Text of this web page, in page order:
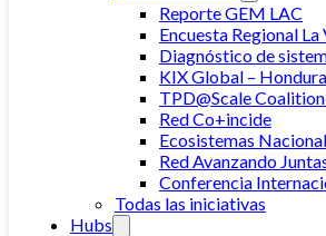
Reporte GEM LAC
Encuesta Regional
Diagnóstico de
KIX Global –
TPD@Scale
Red Co+incide
Ecosistemas
Red Avanzando
Conferencia
Todas las iniciativas
Hubs